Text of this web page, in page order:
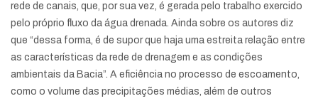
rede de canais, que, por sua vez, é gerada pelo trabalho exercido
pelo próprio fluxo da água drenada. Ainda sobre os autores diz
que “dessa forma, é de supor que haja uma estreita relação entre
as características da rede de drenagem e as condições
ambientais da Bacia”. A eficiência no processo de escoamento,
como o volume das precipitações médias, além de outros